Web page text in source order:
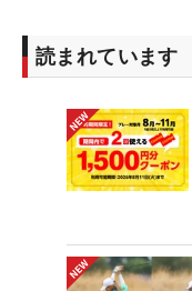
読まれています